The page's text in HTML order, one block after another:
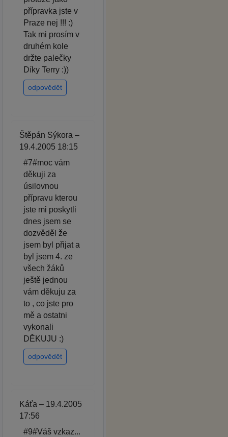
přípravka jste v
Praze nej !!! :)
Tak mi prosím v
druhém kole
držte palečky
Díky Terry :))
odpovědět
Štěpán Sýkora –
19.4.2005 18:15
#7#moc vám
děkuji za
úsilovnou
přípravu kterou
jste mi poskytli
dnes jsem se
dozvěděl že
jsem byl přijat a
byl jsem 4. ze
všech žáků
ještě jednou
vám děkuju za
to , co jste pro
mě a ostatni
vykonali
DĚKUJU :)
odpovědět
Káťa – 19.4.2005
17:56
#9#Váš vzkaz...